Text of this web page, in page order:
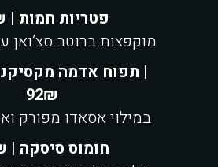
פטריות חמות | 88₪
מוקפצות ברוטב סצ’ואן
תפוח אדמה מקסיקני בג’וספר |
92₪
במילוי אסאדו מפורק
חומוס סיסקה | 92₪